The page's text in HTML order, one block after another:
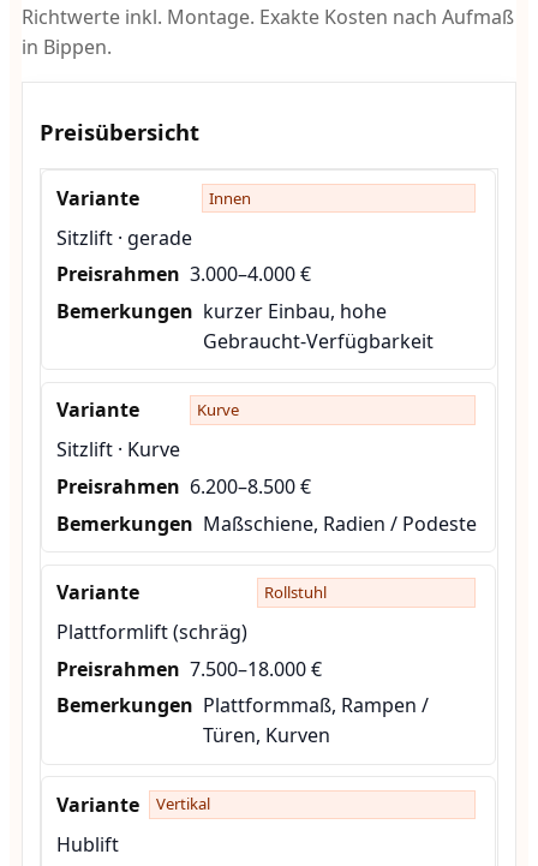
Richtwerte inkl. Montage. Exakte Kosten nach Aufmaß
in Bippen.
Preisübersicht
Innen
Sitzlift · gerade
3.000–4.000 €
kurzer Einbau, hohe
Gebraucht-Verfügbarkeit
Kurve
Sitzlift · Kurve
6.200–8.500 €
Maßschiene, Radien / Podeste
Rollstuhl
Plattformlift (schräg)
7.500–18.000 €
Plattformmaß, Rampen /
Türen, Kurven
Vertikal
Hublift